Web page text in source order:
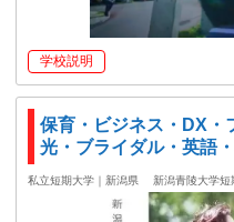
学校説明
保育・ビジネス・DX・
光・ブライダル・英語
私立短期大学｜新潟県 新潟青陵大学短